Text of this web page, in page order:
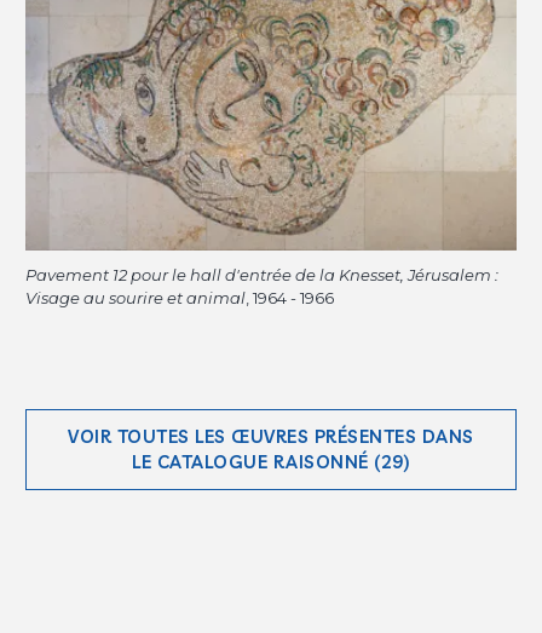
Pavement 12 pour le hall d'entrée de la Knesset, Jérusalem :
Visage au sourire et animal , 1964 - 1966
VOIR TOUTES LES ŒUVRES PRÉSENTES DANS
LE CATALOGUE RAISONNÉ (29)